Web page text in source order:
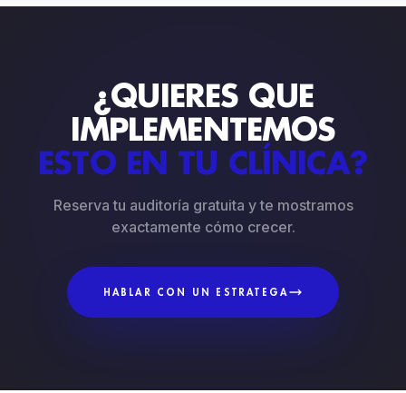
¿QUIERES QUE
IMPLEMENTEMOS
ESTO EN TU CLÍNICA?
Reserva tu auditoría gratuita y te mostramos
exactamente cómo crecer.
HABLAR CON UN ESTRATEGA